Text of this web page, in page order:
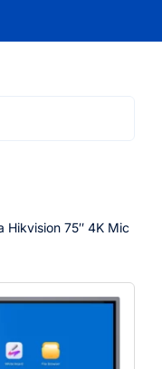
Hikvision 75″ 4K Mic